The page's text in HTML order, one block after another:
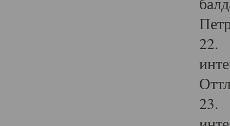
22.
23.